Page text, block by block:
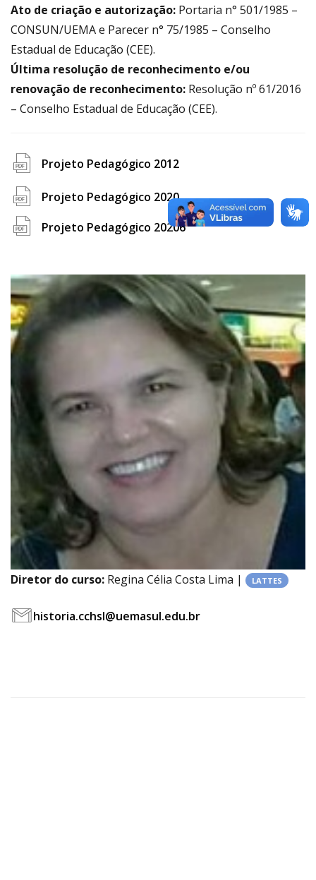
Ato de criação e autorização: Portaria n° 501/1985 –
CONSUN/UEMA e Parecer n° 75/1985 – Conselho
Estadual de Educação (CEE).
Última resolução de reconhecimento e/ou
renovação de reconhecimento: Resolução nº 61/2016
– Conselho Estadual de Educação (CEE).
file
pdf
icon
Projeto Pedagógico 2012
Projeto Pedagógico 2020
Projeto Pedagógico 20206
Diretor do curso: Regina Célia Costa Lima | LATTES
historia.cchsl@uemasul.edu.br